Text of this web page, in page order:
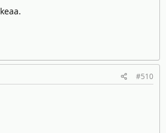
#510